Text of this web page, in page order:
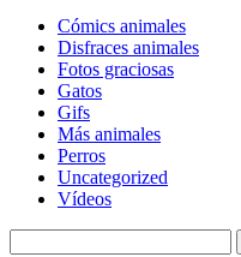
Cómics animales
Disfraces animales
Fotos graciosas
Gatos
Gifs
Más animales
Perros
Uncategorized
Vídeos